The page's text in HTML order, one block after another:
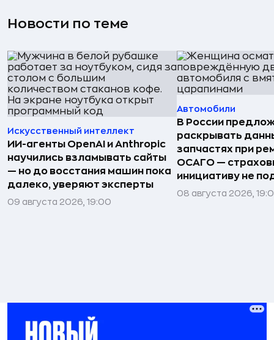
Новости по теме
Искусственный интеллект
ИИ-агенты OpenAI и Anthropic
научились взламывать сайты
— но до восстания машин пока
далеко, уверяют эксперты
09 августа 2026, 19:00
Автомобили
В России
раскрывать
запчастях при
ОСАГО —
инициативу не
08 августа 2026,